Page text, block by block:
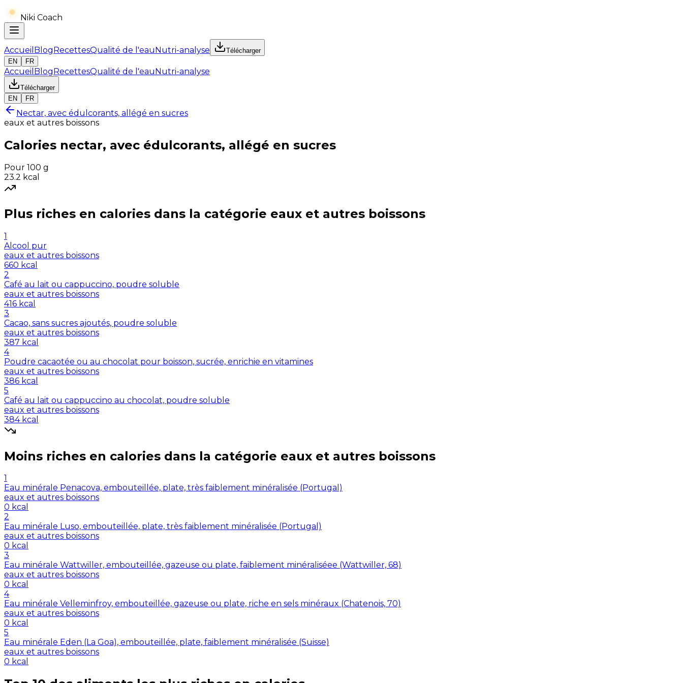
Niki Coach
Accueil BlogRecettesQualité de l'eauNutri-analyse
Télécharger
EN
FR
Accueil BlogRecettesQualité de l'eauNutri-analyse
Télécharger
EN
FR
Nectar, avec édulcorants, allégé en sucres
eaux et autres boissons
Calories nectar, avec édulcorants, allégé en sucres
Pour 100 g
23.2 kcal
Plus riches en calories dans la catégorie eaux et autres boissons
1
Alcool pur
eaux et autres boissons
660 kcal
2
Café au lait ou cappuccino, poudre soluble
eaux et autres boissons
416 kcal
3
Cacao, sans sucres ajoutés, poudre soluble
eaux et autres boissons
387 kcal
4
Poudre cacaotée ou au chocolat pour boisson, sucrée, enrichie en vitamines
eaux et autres boissons
386 kcal
5
Café au lait ou cappuccino au chocolat, poudre soluble
eaux et autres boissons
384 kcal
Moins riches en calories dans la catégorie eaux et autres boissons
1
Eau minérale Penacova, embouteillée, plate, très faiblement minéralisée (Portugal)
eaux et autres boissons
0 kcal
2
Eau minérale Luso, embouteillée, plate, très faiblement minéralisée (Portugal)
eaux et autres boissons
0 kcal
3
Eau minérale Wattwiller, embouteillée, gazeuse ou plate, faiblement minéraliséee (Wattwiller, 68)
eaux et autres boissons
0 kcal
4
Eau minérale Velleminfroy, embouteillée, gazeuse ou plate, riche en sels minéraux (Chatenois, 70)
eaux et autres boissons
0 kcal
5
Eau minérale Eden (La Goa), embouteillée, plate, faiblement minéralisée (Suisse)
eaux et autres boissons
0 kcal